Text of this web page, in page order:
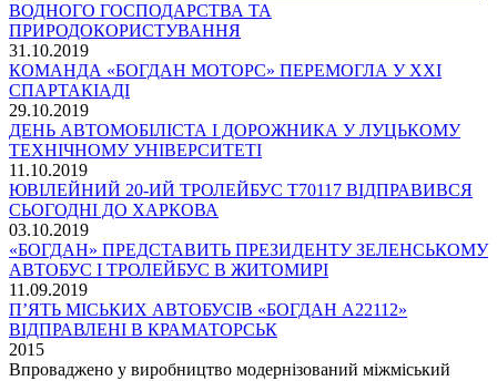
ВОДНОГО ГОСПОДАРСТВА ТА
ПРИРОДОКОРИСТУВАННЯ
31.10.2019
КОМАНДА «БОГДАН МОТОРС» ПЕРЕМОГЛА У ХХІ
СПАРТАКІАДІ
29.10.2019
ДЕНЬ АВТОМОБІЛІСТА І ДОРОЖНИКА У ЛУЦЬКОМУ
ТЕХНІЧНОМУ УНІВЕРСИТЕТІ
11.10.2019
ЮВІЛЕЙНИЙ 20-ИЙ ТРОЛЕЙБУС Т70117 ВІДПРАВИВСЯ
СЬОГОДНІ ДО ХАРКОВА
03.10.2019
«БОГДАН» ПРЕДСТАВИТЬ ПРЕЗИДЕНТУ ЗЕЛЕНСЬКОМУ
АВТОБУС І ТРОЛЕЙБУС В ЖИТОМИРІ
11.09.2019
П’ЯТЬ МІСЬКИХ АВТОБУСІВ «БОГДАН А22112»
ВІДПРАВЛЕНІ В КРАМАТОРСЬК
2015
Впроваджено у виробництво модернізований міжміський